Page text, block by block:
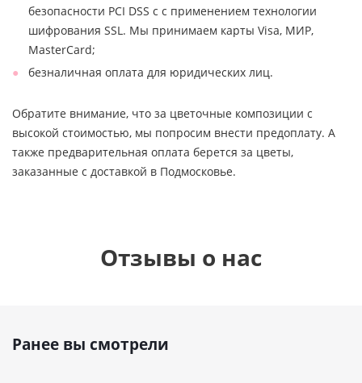
безопасности PCI DSS с с применением технологии
шифрования SSL. Мы принимаем карты Visa, МИР,
MasterCard;
безналичная оплата для юридических лиц.
Обратите внимание, что за цветочные композиции с
высокой стоимостью, мы попросим внести предоплату. А
также предварительная оплата берется за цветы,
заказанные с доставкой в Подмосковье.
Отзывы о нас
Ранее вы смотрели